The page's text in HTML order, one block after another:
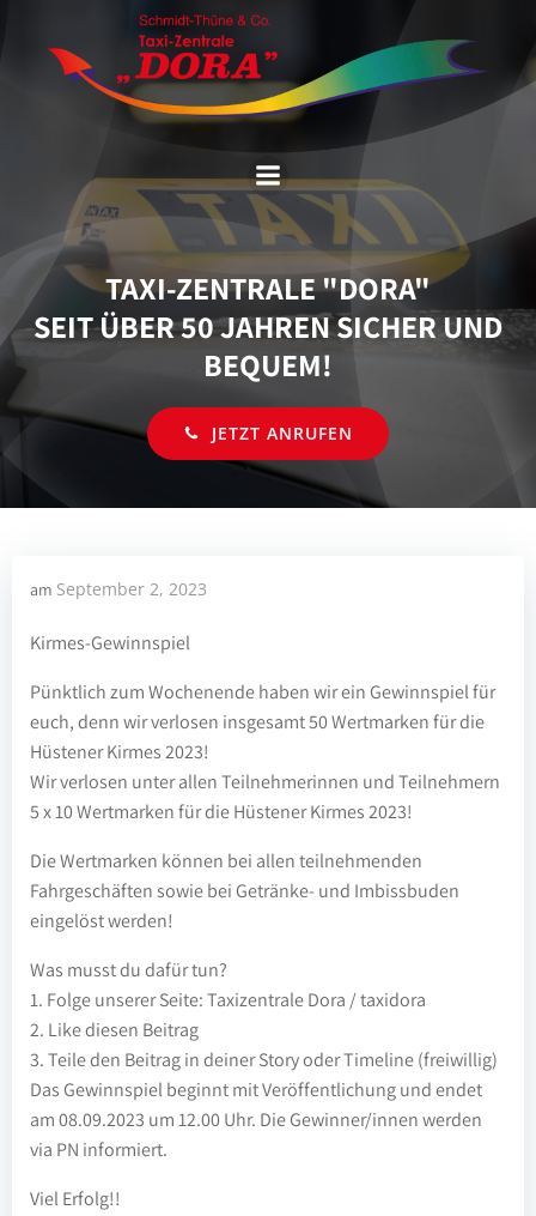
springen
TAXI-ZENTRALE "DORA"
SEIT ÜBER 50 JAHREN SICHER UND
BEQUEM!
JETZT ANRUFEN
am September 2, 2023
Kirmes-Gewinnspiel
Pünktlich zum Wochenende haben wir ein Gewinnspiel für
euch, denn wir verlosen insgesamt 50 Wertmarken für die
Hüstener Kirmes 2023!
Wir verlosen unter allen Teilnehmerinnen und Teilnehmern
5 x 10 Wertmarken für die Hüstener Kirmes 2023!
Die Wertmarken können bei allen teilnehmenden
Fahrgeschäften sowie bei Getränke- und Imbissbuden
eingelöst werden!
Was musst du dafür tun?
1. Folge unserer Seite: Taxizentrale Dora / taxidora
2. Like diesen Beitrag
3. Teile den Beitrag in deiner Story oder Timeline (freiwillig)
Das Gewinnspiel beginnt mit Veröffentlichung und endet
am 08.09.2023 um 12.00 Uhr. Die Gewinner/innen werden
via PN informiert.
Viel Erfolg!!